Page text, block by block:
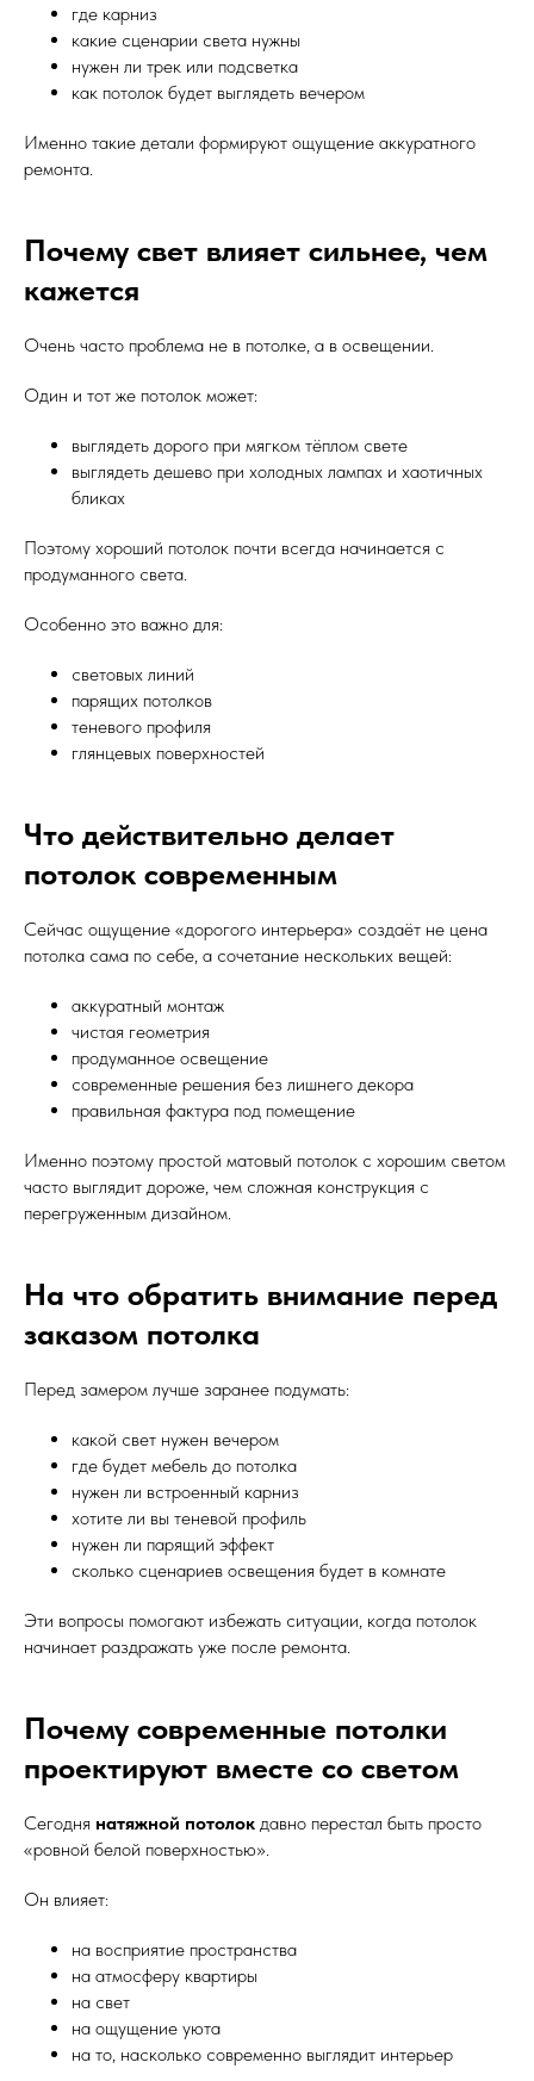
где карниз
какие сценарии света нужны
нужен ли трек или подсветка
как потолок будет выглядеть вечером
Именно такие детали формируют ощущение аккуратного
ремонта.
Почему свет влияет сильнее, чем
кажется
Очень часто проблема не в потолке, а в освещении.
Один и тот же потолок может:
выглядеть дорого при мягком тёплом свете
выглядеть дешево при холодных лампах и хаотичных
бликах
Поэтому хороший потолок почти всегда начинается с
продуманного света.
Особенно это важно для:
световых линий
парящих потолков
теневого профиля
глянцевых поверхностей
Что действительно делает
потолок современным
Сейчас ощущение «дорогого интерьера» создаёт не цена
потолка сама по себе, а сочетание нескольких вещей:
аккуратный монтаж
чистая геометрия
продуманное освещение
современные решения без лишнего декора
правильная фактура под помещение
Именно поэтому простой матовый потолок с хорошим светом
часто выглядит дороже, чем сложная конструкция с
перегруженным дизайном.
На что обратить внимание перед
заказом потолка
Перед замером лучше заранее подумать:
какой свет нужен вечером
где будет мебель до потолка
нужен ли встроенный карниз
хотите ли вы теневой профиль
нужен ли парящий эффект
сколько сценариев освещения будет в комнате
Эти вопросы помогают избежать ситуации, когда потолок
начинает раздражать уже после ремонта.
Почему современные потолки
проектируют вместе со светом
Сегодня натяжной потолок давно перестал быть просто
«ровной белой поверхностью».
Он влияет:
на восприятие пространства
на атмосферу квартиры
на свет
на ощущение уюта
на то, насколько современно выглядит интерьер